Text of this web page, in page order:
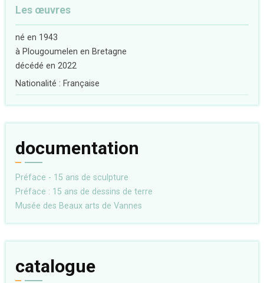
Les œuvres
né en 1943
à Plougoumelen en Bretagne
décédé en 2022
Nationalité : Française
documentation
Préface - 15 ans de sculpture
Préface : 15 ans de dessins de terre
Musée des Beaux arts de Vannes
catalogue